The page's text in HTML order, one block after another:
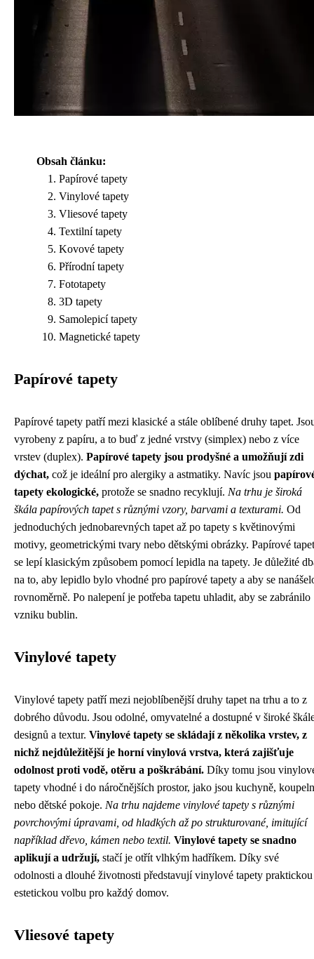
Obsah článku:
Papírové tapety
Vinylové tapety
Vliesové tapety
Textilní tapety
Kovové tapety
Přírodní tapety
Fototapety
3D tapety
Samolepicí tapety
Magnetické tapety
Papírové tapety
Papírové tapety patří mezi klasické a stále oblíbené druhy tapet.
vyrobeny z papíru, a to buď z jedné vrstvy (simplex) nebo z více
vrstev (duplex). Papírové tapety jsou prodyšné a umožňují zdi
dýchat, což je ideální pro alergiky a astmatiky. Navíc jsou
tapety ekologické, protože se snadno recyklují. Na trhu je široká
škála papírových tapet s různými vzory, barvami a texturami. Od
jednoduchých jednobarevných tapet až po tapety s květinovými
motivy, geometrickými tvary nebo dětskými obrázky. Papírové
se lepí klasickým způsobem pomocí lepidla na tapety. Je důležité
na to, aby lepidlo bylo vhodné pro papírové tapety a aby se
rovnoměrně. Po nalepení je potřeba tapetu uhladit, aby se zabránilo
vzniku bublin.
Vinylové tapety
Vinylové tapety patří mezi nejoblíbenější druhy tapet na trhu a to z
dobrého důvodu. Jsou odolné, omyvatelné a dostupné v široké
designů a textur. Vinylové tapety se skládají z několika vrstev, z
nichž nejdůležitější je horní vinylová vrstva, která zajišťuje
odolnost proti vodě, otěru a poškrábání. Díky tomu jsou
tapety vhodné i do náročnějších prostor, jako jsou kuchyně,
nebo dětské pokoje. Na trhu najdeme vinylové tapety s různými
povrchovými úpravami, od hladkých až po strukturované, imitující
například dřevo, kámen nebo textil. Vinylové tapety se snadno
aplikují a udržují, stačí je otřít vlhkým hadříkem. Díky své
odolnosti a dlouhé životnosti představují vinylové tapety praktickou
estetickou volbu pro každý domov.
Vliesové tapety